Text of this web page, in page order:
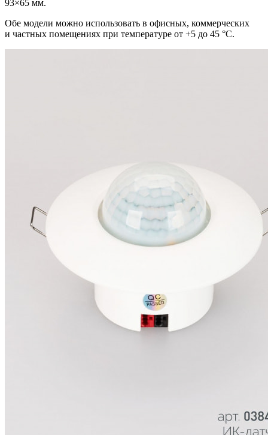
93×65 мм.
Обе модели можно использовать в офисных, коммерческих
и частных помещениях при температуре от +5 до 45 °С.